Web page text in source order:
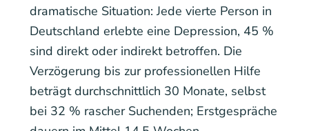
dramatische Situation: Jede vierte Person in
Deutschland erlebte eine Depression, 45 %
sind direkt oder indirekt betroffen. Die
Verzögerung bis zur professionellen Hilfe
beträgt durchschnittlich 30 Monate, selbst
bei 32 % rascher Suchenden; Erstgespräche